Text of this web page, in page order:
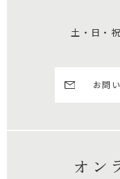
土・日・
お問
オン